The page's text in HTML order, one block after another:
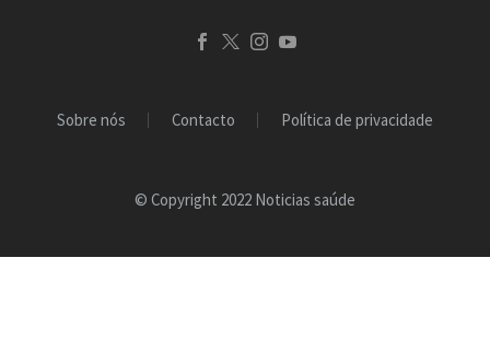
Sobre nós Contacto Política de privacidade
© Copyright 2022 Noticias saúde